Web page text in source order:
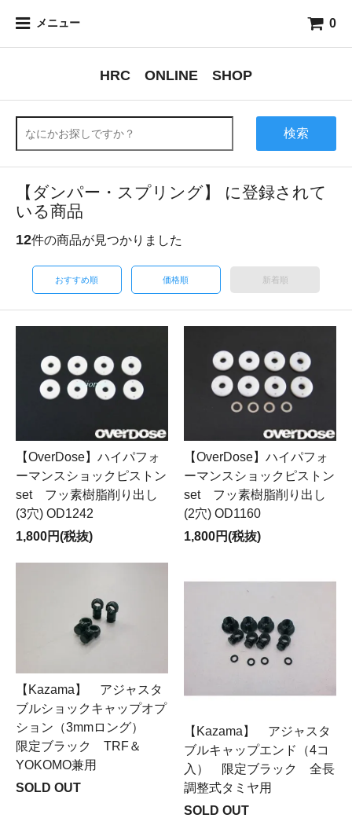
メニュー 0
HRC ONLINE SHOP
検索
【ダンパー・スプリング】 に登録されて
いる商品
12件の商品が見つかりました
おすすめ順 価格順 新着順
【OverDose】ハイパフォ
ーマンスショックピストン
set フッ素樹脂削り出し
(3穴) OD1242
1,800円(税抜)
【OverDose】ハイパフォ
ーマンスショックピストン
set フッ素樹脂削り出し
(2穴) OD1160
1,800円(税抜)
【Kazama】 アジャスタ
ブルショックキャップオプ
ション（3mmロング）
限定ブラック TRF＆
YOKOMO兼用
SOLD OUT
【Kazama】 アジャスタ
ブルキャップエンド（4コ
入） 限定ブラック 全長
調整式タミヤ用
SOLD OUT